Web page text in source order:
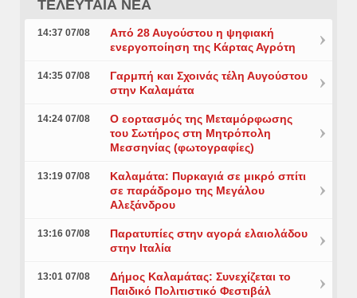
ΤΕΛΕΥΤΑΙΑ ΝΕΑ
14:37 07/08
Από 28 Αυγούστου η ψηφιακή
ενεργοποίηση της Κάρτας Αγρότη
14:35 07/08
Γαρμπή και Σχοινάς τέλη Αυγούστου
στην Καλαμάτα
14:24 07/08
Ο εορτασμός της Μεταμόρφωσης
του Σωτήρος στη Μητρόπολη
Μεσσηνίας (φωτογραφίες)
13:19 07/08
Καλαμάτα: Πυρκαγιά σε μικρό σπίτι
σε παράδρομο της Μεγάλου
Αλεξάνδρου
13:16 07/08
Παρατυπίες στην αγορά ελαιολάδου
στην Ιταλία
13:01 07/08
Δήμος Καλαμάτας: Συνεχίζεται το
Παιδικό Πολιτιστικό Φεστιβάλ